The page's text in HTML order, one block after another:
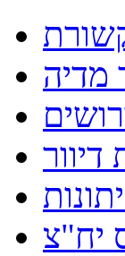
מדיה
יח"צ